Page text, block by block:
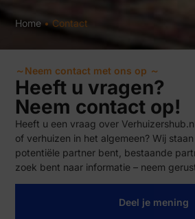
Home • Contact
～Neem contact met ons op ～
Heeft u vragen?
Neem contact op!
Heeft u een vraag over
of verhuizen in het algemeen? Wij
potentiële partner bent, bestaande
zoek bent naar informatie – neem
Deel je mening